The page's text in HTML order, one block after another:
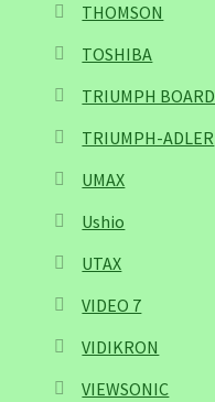
THOMSON
TOSHIBA
TRIUMPH BOARD
TRIUMPH-ADLER
UMAX
Ushio
UTAX
VIDEO 7
VIDIKRON
VIEWSONIC